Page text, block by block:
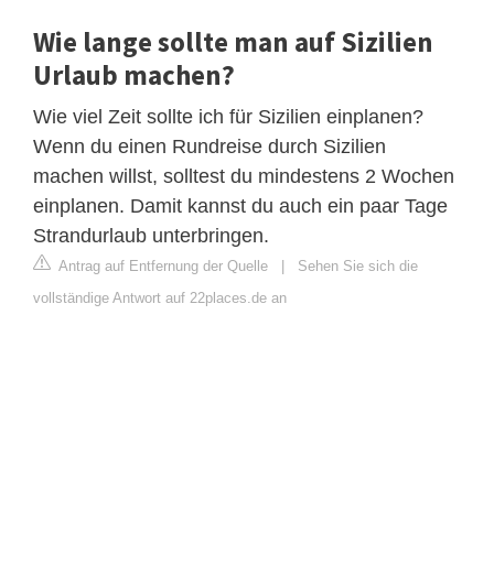
Wie lange sollte man auf Sizilien
Urlaub machen?
Wie viel Zeit sollte ich für Sizilien einplanen?
Wenn du einen Rundreise durch Sizilien
machen willst, solltest du mindestens 2 Wochen
einplanen. Damit kannst du auch ein paar Tage
Strandurlaub unterbringen.
Antrag auf Entfernung der Quelle | Sehen Sie sich die
vollständige Antwort auf 22places.de an